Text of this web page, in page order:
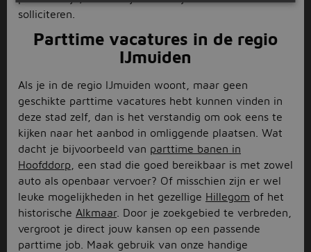
solliciteren.
Parttime vacatures in de regio
IJmuiden
Als je in de regio IJmuiden woont, maar geen
geschikte parttime vacatures hebt kunnen vinden in
deze stad zelf, dan is het verstandig om ook eens te
kijken naar het aanbod in omliggende plaatsen. Wat
dacht je bijvoorbeeld van parttime banen in
Hoofddorp , een stad die goed bereikbaar is met zowel
auto als openbaar vervoer? Of misschien zijn er wel
leuke mogelijkheden in het gezellige Hillegom of het
historische Alkmaar. Door je zoekgebied te verbreden,
vergroot je direct jouw kansen op een passende
parttime job. Maak gebruik van onze handige